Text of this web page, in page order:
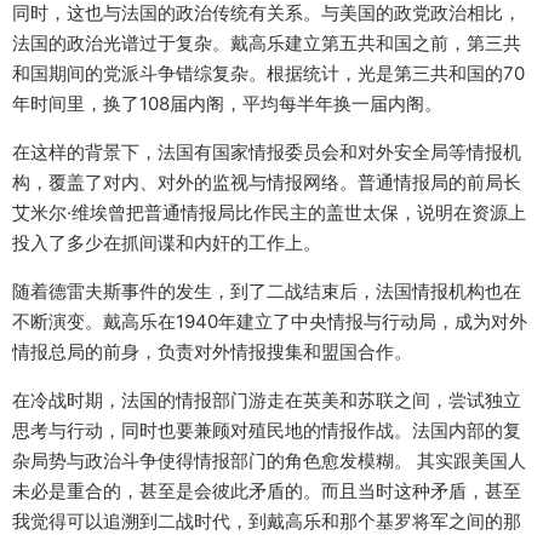
同时，这也与法国的政治传统有关系。与美国的政党政治相比，
法国的政治光谱过于复杂。戴高乐建立第五共和国之前，第三共
和国期间的党派斗争错综复杂。根据统计，光是第三共和国的70
年时间里，换了108届内阁，平均每半年换一届内阁。
在这样的背景下，法国有国家情报委员会和对外安全局等情报机
构，覆盖了对内、对外的监视与情报网络。普通情报局的前局长
艾米尔·维埃曾把普通情报局比作民主的盖世太保，说明在资源上
投入了多少在抓间谍和内奸的工作上。
随着德雷夫斯事件的发生，到了二战结束后，法国情报机构也在
不断演变。戴高乐在1940年建立了中央情报与行动局，成为对外
情报总局的前身，负责对外情报搜集和盟国合作。
在冷战时期，法国的情报部门游走在英美和苏联之间，尝试独立
思考与行动，同时也要兼顾对殖民地的情报作战。法国内部的复
杂局势与政治斗争使得情报部门的角色愈发模糊。 其实跟美国人
未必是重合的，甚至是会彼此矛盾的。而且当时这种矛盾，甚至
我觉得可以追溯到二战时代，到戴高乐和那个基罗将军之间的那